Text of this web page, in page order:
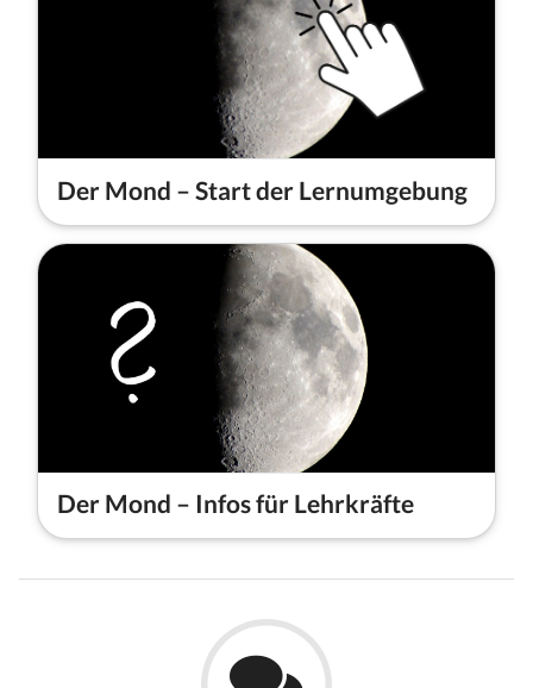
Der Mond – Start der Lernumgebung
Der Mond – Infos für Lehrkräfte